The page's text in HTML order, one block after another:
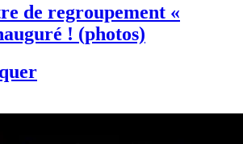
de regroupement «
! (photos)